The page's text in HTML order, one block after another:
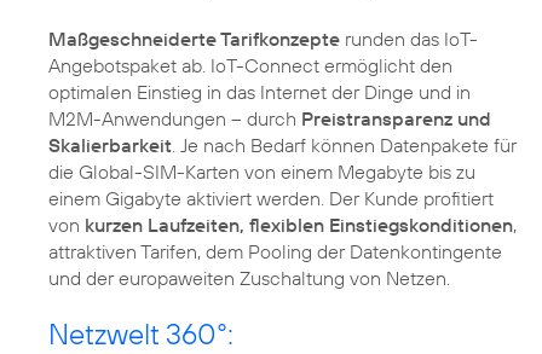
Maßgeschneiderte Tarifkonzepte runden das IoT-
Angebotspaket ab. IoT-Connect ermöglicht den
optimalen Einstieg in das Internet der Dinge und in
M2M-Anwendungen – durch Preistransparenz und
Skalierbarkeit. Je nach Bedarf können Datenpakete für
die Global-SIM-Karten von einem Megabyte bis zu
einem Gigabyte aktiviert werden. Der Kunde profitiert
von kurzen Laufzeiten, flexiblen Einstiegskonditionen,
attraktiven Tarifen, dem Pooling der Datenkontingente
und der europaweiten Zuschaltung von Netzen.
Netzwelt 360°: